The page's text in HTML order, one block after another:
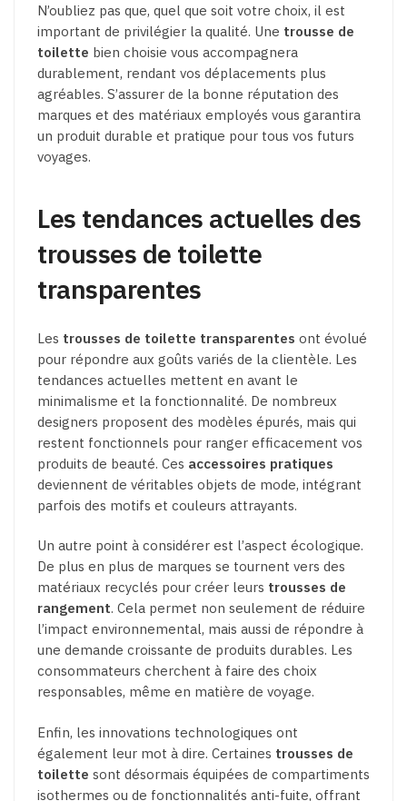
N’oubliez pas que, quel que soit votre choix, il est
important de privilégier la qualité. Une trousse de
toilette bien choisie vous accompagnera
durablement, rendant vos déplacements plus
agréables. S’assurer de la bonne réputation des
marques et des matériaux employés vous garantira
un produit durable et pratique pour tous vos futurs
voyages.
Les tendances actuelles des
trousses de toilette
transparentes
Les trousses de toilette transparentes ont évolué
pour répondre aux goûts variés de la clientèle. Les
tendances actuelles mettent en avant le
minimalisme et la fonctionnalité. De nombreux
designers proposent des modèles épurés, mais qui
restent fonctionnels pour ranger efficacement vos
produits de beauté. Ces accessoires pratiques
deviennent de véritables objets de mode, intégrant
parfois des motifs et couleurs attrayants.
Un autre point à considérer est l’aspect écologique.
De plus en plus de marques se tournent vers des
matériaux recyclés pour créer leurs trousses de
rangement. Cela permet non seulement de réduire
l’impact environnemental, mais aussi de répondre à
une demande croissante de produits durables. Les
consommateurs cherchent à faire des choix
responsables, même en matière de voyage.
Enfin, les innovations technologiques ont
également leur mot à dire. Certaines trousses de
toilette sont désormais équipées de compartiments
isothermes ou de fonctionnalités anti-fuite, offrant